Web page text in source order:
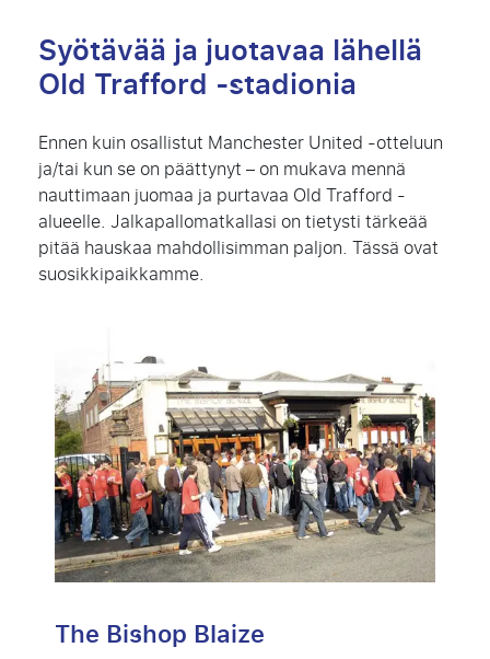
Syötävää ja juotavaa lähellä
Old Trafford -stadionia
Ennen kuin osallistut Manchester United -otteluun
ja/tai kun se on päättynyt – on mukava mennä
nauttimaan juomaa ja purtavaa Old Trafford -
alueelle. Jalkapallomatkallasi on tietysti tärkeää
pitää hauskaa mahdollisimman paljon. Tässä ovat
suosikkipaikkamme.
The Bishop Blaize